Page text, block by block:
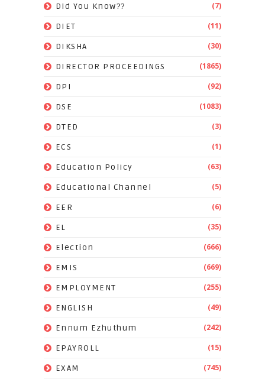
Did You Know?? (7)
DIET (11)
DIKSHA (30)
DIRECTOR PROCEEDINGS (1865)
DPI (92)
DSE (1083)
DTED (3)
ECS (1)
Education Policy (63)
Educational Channel (5)
EER (6)
EL (35)
Election (666)
EMIS (669)
EMPLOYMENT (255)
ENGLISH (49)
Ennum Ezhuthum (242)
EPAYROLL (15)
EXAM (745)